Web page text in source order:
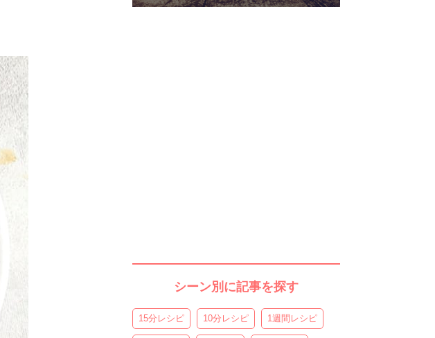
シーン別に記事を探す
15分レシピ 10分レシピ 1週間レシピ